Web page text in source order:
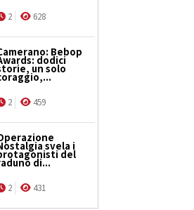
2 628
Bebop
dodici
un solo
2 459
svela i
del
di...
2 431